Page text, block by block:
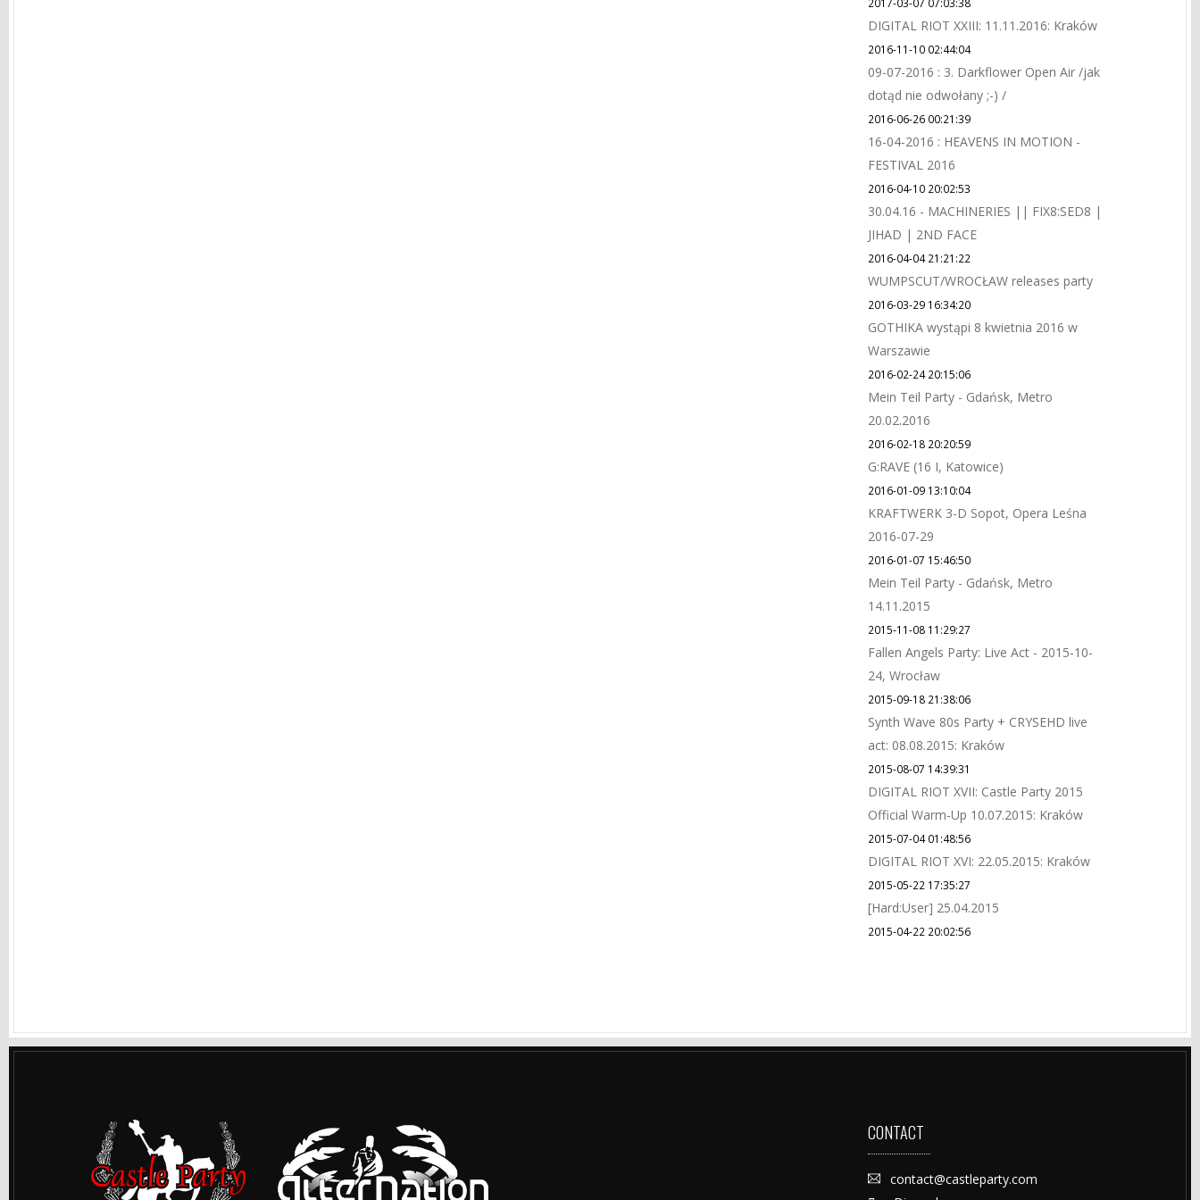
DIGITAL RIOT XXIII: 11.11.2016: Kraków
2016-11-10 02:44:04
09-07-2016 : 3. Darkflower Open Air /jak
dotąd nie odwołany ;-) /
2016-06-26 00:21:39
16-04-2016 : HEAVENS IN MOTION -
FESTIVAL 2016
2016-04-10 20:02:53
30.04.16 - MACHINERIES || FIX8:SED8 |
JIHAD | 2ND FACE
2016-04-04 21:21:22
WUMPSCUT/WROCŁAW releases party
2016-03-29 16:34:20
GOTHIKA wystąpi 8 kwietnia 2016 w
Warszawie
2016-02-24 20:15:06
Mein Teil Party - Gdańsk, Metro
20.02.2016
2016-02-18 20:20:59
G:RAVE (16 I, Katowice)
2016-01-09 13:10:04
KRAFTWERK 3-D Sopot, Opera Leśna
2016-07-29
2016-01-07 15:46:50
Mein Teil Party - Gdańsk, Metro
14.11.2015
2015-11-08 11:29:27
Fallen Angels Party: Live Act - 2015-10-
24, Wrocław
2015-09-18 21:38:06
Synth Wave 80s Party + CRYSEHD live
act: 08.08.2015: Kraków
2015-08-07 14:39:31
DIGITAL RIOT XVII: Castle Party 2015
Official Warm-Up 10.07.2015: Kraków
2015-07-04 01:48:56
DIGITAL RIOT XVI: 22.05.2015: Kraków
2015-05-22 17:35:27
[Hard:User] 25.04.2015
2015-04-22 20:02:56
CONTACT
contact@castleparty.com